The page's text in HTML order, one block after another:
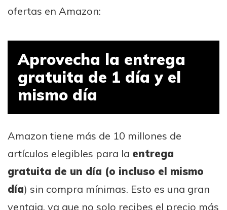
ofertas en Amazon:
Aprovecha la entrega
gratuita de 1 día y el
mismo día
Amazon tiene más de 10 millones de
artículos elegibles para la entrega
gratuita de un día (o incluso el mismo
día) sin compra mínimas. Esto es una gran
ventaja, ya que no solo recibes el precio más